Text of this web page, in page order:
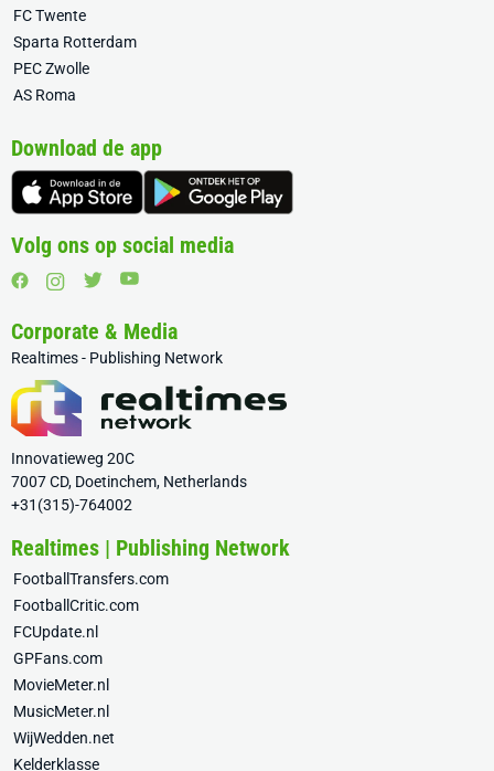
FC Twente
Sparta Rotterdam
PEC Zwolle
AS Roma
Download de app
Volg ons op social media
Corporate & Media
Realtimes - Publishing Network
Innovatieweg 20C
7007 CD, Doetinchem, Netherlands
+31(315)-764002
Realtimes | Publishing Network
FootballTransfers.com
FootballCritic.com
FCUpdate.nl
GPFans.com
MovieMeter.nl
MusicMeter.nl
WijWedden.net
Kelderklasse